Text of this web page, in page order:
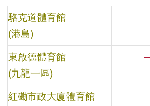
駱克道體育館
(港島)
東啟德體育館
(九龍一區)
紅磡市政大廈體育館